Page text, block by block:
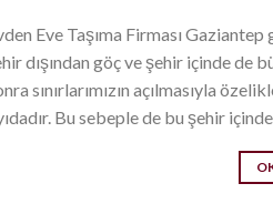
Eve Taşıma Firması
dışından göç ve şehir içinde de
sınırlarımızın açılmasıyla
Bu sebeple de bu şehir